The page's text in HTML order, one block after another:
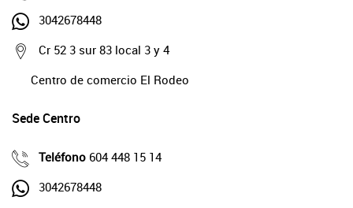
3042678448
Cr 52 3 sur 83 local 3 y 4
Centro de comercio El Rodeo
Sede Centro
Teléfono 604 448 15 14
3042678448